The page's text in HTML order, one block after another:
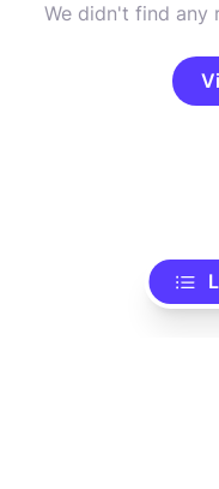
We didn't find any